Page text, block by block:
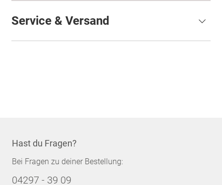
Service & Versand
Hast du Fragen?
Bei Fragen zu deiner Bestellung:
04297 - 39 09